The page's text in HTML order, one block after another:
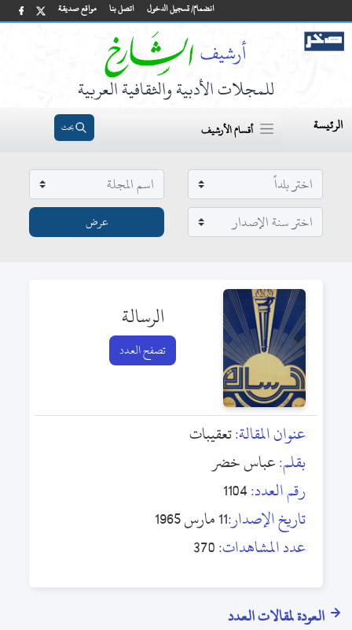
مواقع صديقة اتصل بنا انضمام/ تسجيل الدخول
للمجلات الأدبية والثقافية العربية
الرئيسة أقسام الأرشيف بحث
الرسالة
تصفح العدد
عنوان المقالة:تعقيبات
بقلم:عباس خضر
رقم العدد:1104
تاريخ الإصدار:11 مارس 1965
عدد المشاهدات:370
العودة لمقالات العدد